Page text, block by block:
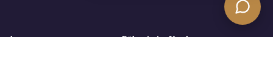
Bültenimize Katılın